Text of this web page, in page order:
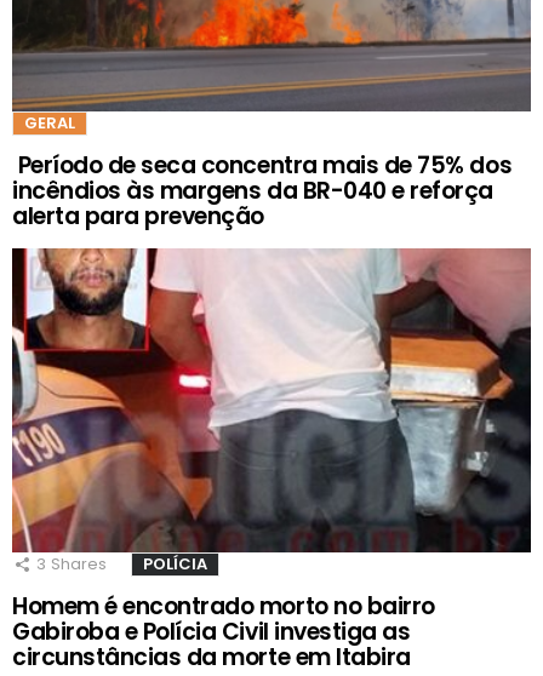
GERAL
Período de seca concentra mais de 75% dos
incêndios às margens da BR-040 e reforça
alerta para prevenção
3 Shares POLÍCIA
Homem é encontrado morto no bairro
Gabiroba e Polícia Civil investiga as
circunstâncias da morte em Itabira